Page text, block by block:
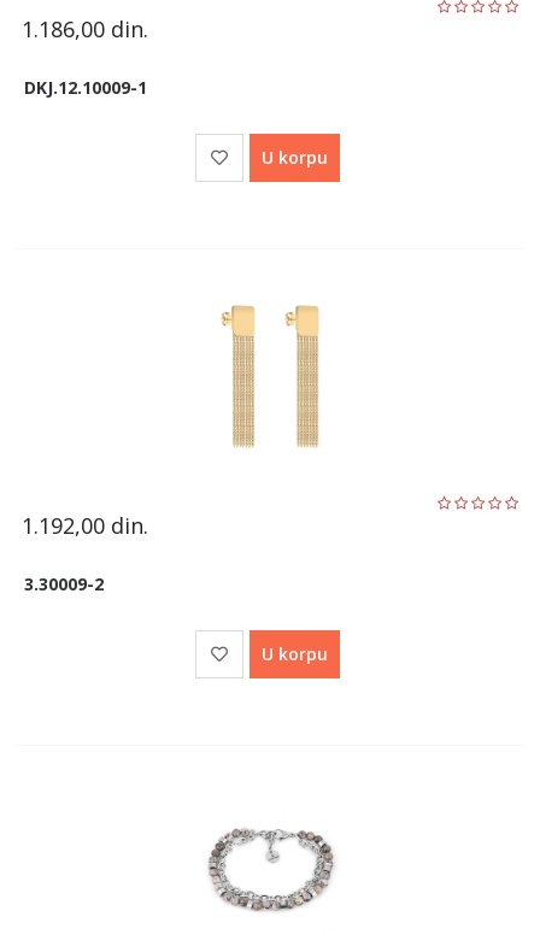
1.186,00 din.
DKJ.12.10009-1
U korpu
1.192,00 din.
3.30009-2
U korpu